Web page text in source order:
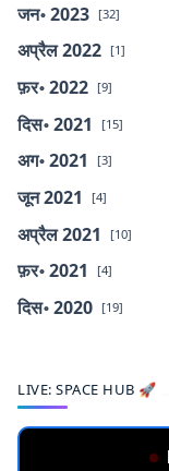
जन॰ 2023 [32]
अप्रैल 2022 [1]
फ़र॰ 2022 [9]
दिस॰ 2021 [15]
अग॰ 2021 [3]
जून 2021 [4]
अप्रैल 2021 [10]
फ़र॰ 2021 [4]
दिस॰ 2020 [19]
LIVE: SPACE HUB 🚀